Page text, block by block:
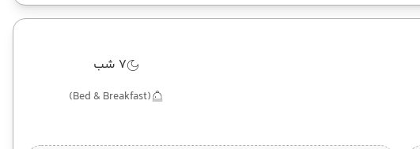
7 شب
(Bed & Breakfast)